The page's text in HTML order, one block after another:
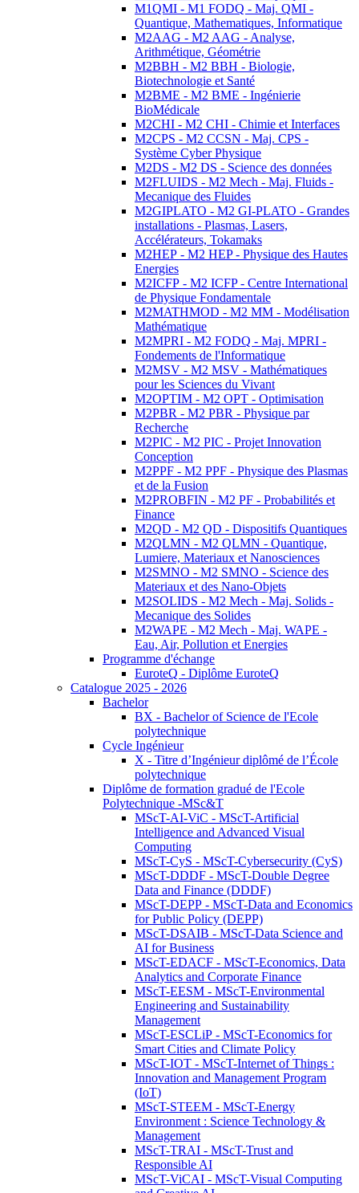
M1QMI - M1 FODQ - Maj. QMI -
Quantique, Mathematiques, Informatique
M2AAG - M2 AAG - Analyse,
Arithmétique, Géométrie
M2BBH - M2 BBH - Biologie,
Biotechnologie et Santé
M2BME - M2 BME - Ingénierie
BioMédicale
M2CHI - M2 CHI - Chimie et Interfaces
M2CPS - M2 CCSN - Maj. CPS -
Système Cyber Physique
M2DS - M2 DS - Science des données
M2FLUIDS - M2 Mech - Maj. Fluids -
Mecanique des Fluides
M2GIPLATO - M2 GI-PLATO - Grandes
installations - Plasmas, Lasers,
Accélérateurs, Tokamaks
M2HEP - M2 HEP - Physique des Hautes
Energies
M2ICFP - M2 ICFP - Centre International
de Physique Fondamentale
M2MATHMOD - M2 MM - Modélisation
Mathématique
M2MPRI - M2 FODQ - Maj. MPRI -
Fondements de l'Informatique
M2MSV - M2 MSV - Mathématiques
pour les Sciences du Vivant
M2OPTIM - M2 OPT - Optimisation
M2PBR - M2 PBR - Physique par
Recherche
M2PIC - M2 PIC - Projet Innovation
Conception
M2PPF - M2 PPF - Physique des Plasmas
et de la Fusion
M2PROBFIN - M2 PF - Probabilités et
Finance
M2QD - M2 QD - Dispositifs Quantiques
M2QLMN - M2 QLMN - Quantique,
Lumiere, Materiaux et Nanosciences
M2SMNO - M2 SMNO - Science des
Materiaux et des Nano-Objets
M2SOLIDS - M2 Mech - Maj. Solids -
Mecanique des Solides
M2WAPE - M2 Mech - Maj. WAPE -
Eau, Air, Pollution et Energies
Programme d'échange
EuroteQ - Diplôme EuroteQ
Catalogue 2025 - 2026
Bachelor
BX - Bachelor of Science de l'Ecole
polytechnique
Cycle Ingénieur
X - Titre d’Ingénieur diplômé de l’École
polytechnique
Diplôme de formation gradué de l'Ecole
Polytechnique -MSc&T
MScT-AI-ViC - MScT-Artificial
Intelligence and Advanced Visual
Computing
MScT-CyS - MScT-Cybersecurity (CyS)
MScT-DDDF - MScT-Double Degree
Data and Finance (DDDF)
MScT-DEPP - MScT-Data and Economics
for Public Policy (DEPP)
MScT-DSAIB - MScT-Data Science and
AI for Business
MScT-EDACF - MScT-Economics, Data
Analytics and Corporate Finance
MScT-EESM - MScT-Environmental
Engineering and Sustainability
Management
MScT-ESCLiP - MScT-Economics for
Smart Cities and Climate Policy
MScT-IOT - MScT-Internet of Things :
Innovation and Management Program
(IoT)
MScT-STEEM - MScT-Energy
Environment : Science Technology &
Management
MScT-TRAI - MScT-Trust and
Responsible AI
MScT-ViCAI - MScT-Visual Computing